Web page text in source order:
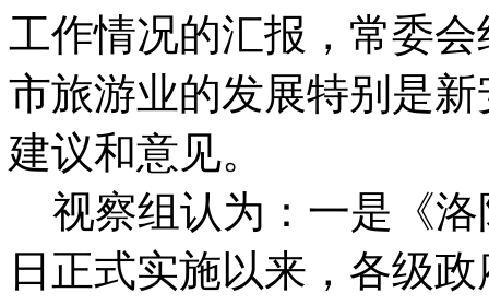
工作情况的汇报，常委
市旅游业的发展特别是
建议和意见。
视察组认为：一是《洛
日正式实施以来，各级